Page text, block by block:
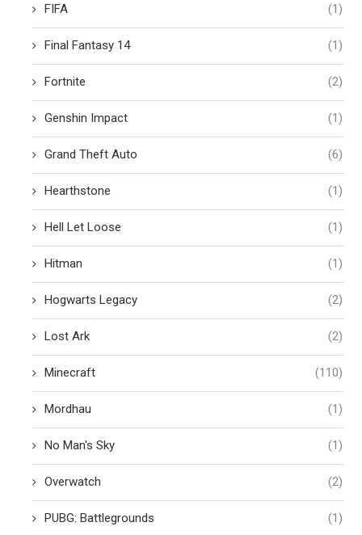
FIFA (1)
Final Fantasy 14 (1)
Fortnite (2)
Genshin Impact (1)
Grand Theft Auto (6)
Hearthstone (1)
Hell Let Loose (1)
Hitman (1)
Hogwarts Legacy (2)
Lost Ark (2)
Minecraft (110)
Mordhau (1)
No Man's Sky (1)
Overwatch (2)
PUBG: Battlegrounds (1)